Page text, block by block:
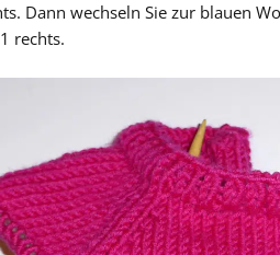
Dann wechseln Sie zur blauen
rechts.